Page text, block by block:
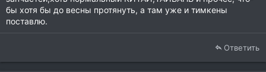
бы хотя бы до весны протянуть, а там уже и тимкены
поставлю.
Ответить